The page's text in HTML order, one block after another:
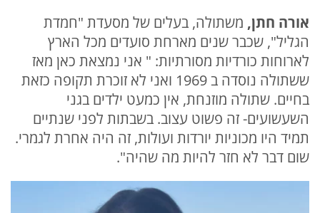
אורה חתן, משתולה, בעלים של מסעדת "חמדת
הגליל", שכבר שנים מארחת סועדים מכל הארץ
לארוחות כורדיות מסורתיות: " אני נמצאת כאן מאז
ששתולה נוסדה ב 1969 ואני לא זוכרת תקופה כזאת
בחיים. שתולה מוזנחת, אין כמעט ילדים בגני
השעשועים- זה פשוט עצוב. בשבתות לפני שנתיים
תמיד היו מכוניות יורדות ועולות, זה היה אחרת לגמרי.
שום דבר לא חזר להיות מה שהיה".